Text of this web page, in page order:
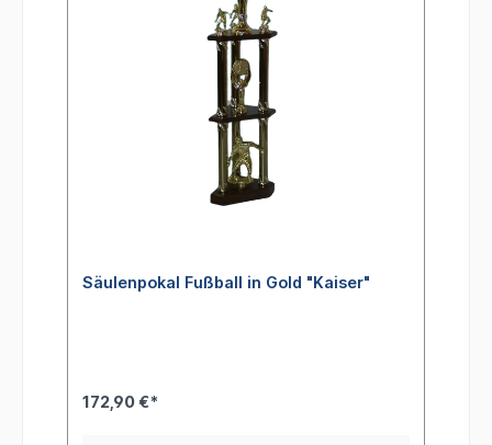
Säulenpokal Fußball in Gold "Kaiser"
172,90 €*